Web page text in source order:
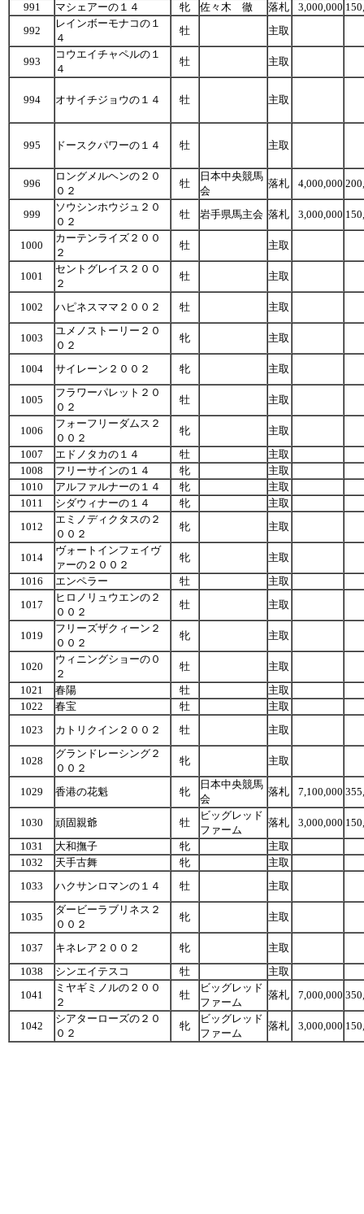
991
マシェアーの１４ 牝 佐々木 徹 落札 3,000,000
992
レインボーモナコの１
４
牡 主取
993
コウエイチャペルの１
４
牡 主取
994 オサイチジョウの１４ 牡 主取
995 ドースクパワーの１４ 牡 主取
996
ロングメルヘンの２０
０２
牡
日本中央競馬
会
落札 4,000,000
999
ソウシンホウジュ２０
０２
牡 岩手県馬主会 落札 3,000,000
1000
カーテンライズ２００
２
牡 主取
1001
セントグレイス２００
２
牡 主取
1002 ハピネスママ２００２ 牡 主取
1003
ユメノストーリー２０
０２
牝 主取
1004 サイレーン２００２ 牝 主取
1005
フラワーパレット２０
０２
牡 主取
1006
フォーフリーダムス２
００２
牝
主取
1007
エドノタカの１４ 牡
主取
1008
フリーサインの１４ 牝
主取
1010
アルファルナーの１４ 牝
主取
1011
シダウィナーの１４ 牝
主取
1012
エミノディクタスの２
００２
牝 主取
1014
ヴォートインフェイヴ
ァーの２００２
牝
主取
1016
エンペラー 牡
主取
1017
ヒロノリュウエンの２
００２
牡 主取
1019
フリーズザクィーン２
００２
牝 主取
1020
ウィニングショーの０
２
牡
主取
1021
春陽 牡
主取
1022
春宝 牡
主取
1023
カトリクイン２００２ 牡 主取
1028
グランドレーシング２
００２
牝 主取
1029 香港の花魁 牝
日本中央競馬
会
落札 7,100,000
1030 頑固親爺 牡
ビッグレッド
ファーム
落札 3,000,000
1031
大和撫子 牝
主取
1032
天手古舞 牝
主取
1033
ハクサンロマンの１４ 牡 主取
1035
ダービーラブリネス２
００２
牝 主取
1037 キネレア２００２ 牝
主取
1038
シンエイテスコ 牡
主取
1041
ミヤギミノルの２００
２
牡
ビッグレッド
ファーム
落札 7,000,000
1042
シアターローズの２０
０２
牝
ビッグレッド
ファーム
落札 3,000,000